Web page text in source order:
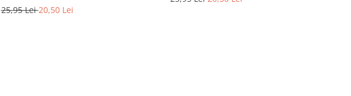
25,95 Lei20,50 Lei